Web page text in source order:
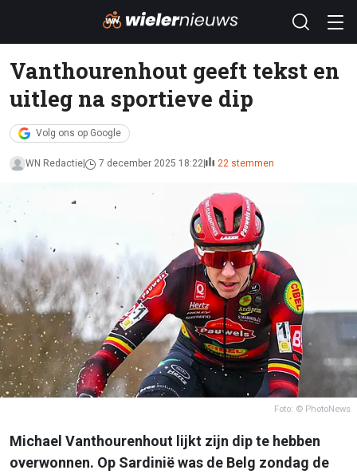
Vanthourenhout geeft tekst en
uitleg na sportieve dip
Volg ons op Google
WN Redactie 7 december 2025 18:22 22 stemmen
Foto: © PhotoNews
Michael Vanthourenhout lijkt zijn dip te hebben
overwonnen. Op Sardinië was de Belg zondag de